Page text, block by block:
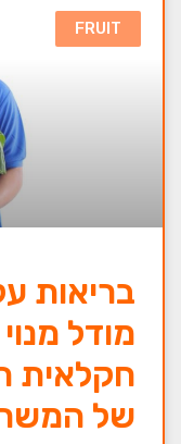
FRUIT
בריאות
מודל
חקלאית
של